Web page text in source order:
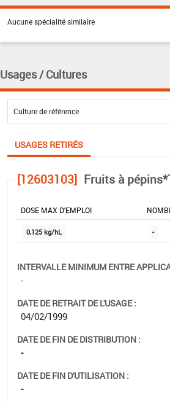
Aucune spécialité similaire
Usages / Cultures
USAGES RETIRÉS
[12603103] Fruits à
DOSE MAX D'EMPLOI
0,125 kg/hL -
INTERVALLE MINIMUM ENTRE
-
DATE DE RETRAIT DE L'USAGE :
04/02/1999
DATE DE FIN DE DISTRIBUTION :
-
DATE DE FIN D'UTILISATION :
-